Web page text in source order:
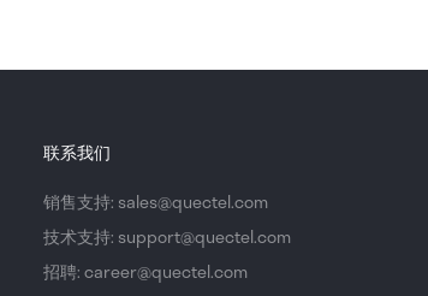
联系我们
销售支持: sales@quectel.com
技术支持: support@quectel.com
招聘: career@quectel.com